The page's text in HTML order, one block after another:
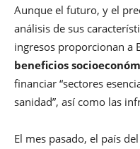
Aunque el futuro, y el
análisis de sus
ingresos proporcionan a
beneficios
financiar “sectores
sanidad”, así como las
El mes pasado, el país